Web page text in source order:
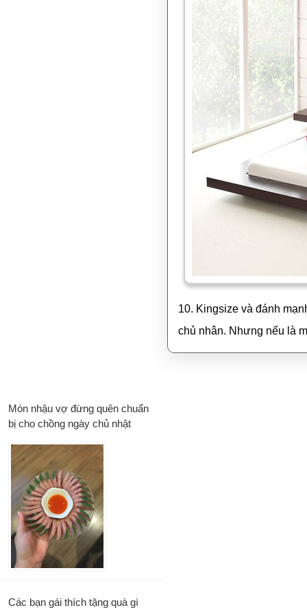
10. Kingsize và đánh
chủ nhân. Nhưng nếu là
Món nhậu vợ đừng quên chuẩn
bị cho chồng ngày chủ nhật
Các bạn gái thích tặng quà gì